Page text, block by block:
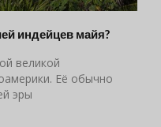
индейцев майя?
великой
Её обычно
эры